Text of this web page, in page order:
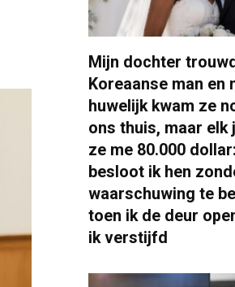
Mijn dochter
Koreaanse man en
huwelijk kwam ze
ons thuis, maar elk
ze me 80.000
besloot ik hen
waarschuwing te
toen ik de deur
ik verstijfd